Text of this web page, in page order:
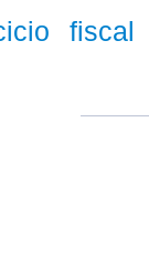
fiscal